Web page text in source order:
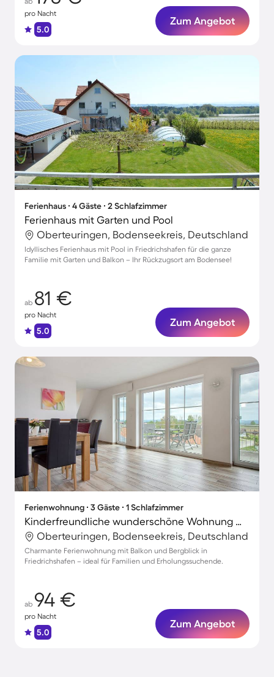
pro Nacht
5.0
Zum Angebot
Ferienhaus ∙ 4 Gäste ∙ 2 Schlafzimmer
Ferienhaus mit Garten und Pool
Oberteuringen, Bodenseekreis, Deutschland
Idyllisches Ferienhaus mit Pool in Friedrichshafen für die ganze
Familie mit Garten und Balkon – Ihr Rückzugsort am Bodensee!
ab 81 €
pro Nacht
5.0
Zum Angebot
Ferienwohnung ∙ 3 Gäste ∙ 1 Schlafzimmer
Kinderfreundliche wunderschöne Wohnung mit Garten, Grill und schnellem Internet | Gartenblick
Oberteuringen, Bodenseekreis, Deutschland
Charmante Ferienwohnung mit Balkon und Bergblick in
Friedrichshafen – ideal für Familien und Erholungssuchende.
ab 94 €
pro Nacht
5.0
Zum Angebot